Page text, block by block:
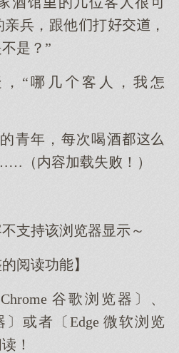
酒馆的几位客人很
兵，跟他打，
是？”
，“哪几客人，我怎
青年，每次喝酒
（内容加载失败！）
支持该浏览器显示～
阅读功能】
谷歌浏览器〕、
〕或者〔Edge 微软浏览
！